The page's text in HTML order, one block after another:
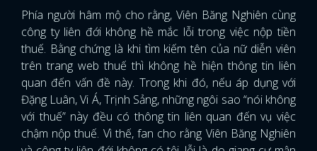
Phía người hâm mộ cho rằng, Viên Băng Nghiên cùng
công ty liên đới không hề mắc lỗi trong việc nộp tiền
thuế. Bằng chứng là khi tìm kiếm tên của nữ diễn viên
trên trang web thuế thì không hề hiện thông tin liên
quan đến vấn đề này. Trong khi đó, nếu áp dụng với
Đặng Luân, Vi Á, Trịnh Sảng, những ngôi sao “nói không
với thuế” này đều có thông tin liên quan đến vụ việc
chậm nộp thuế. Vì thế, fan cho rằng Viên Băng Nghiên